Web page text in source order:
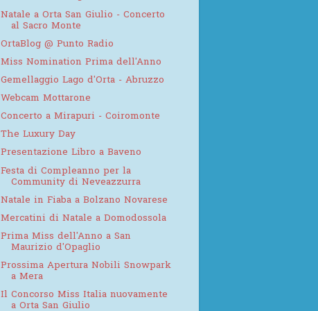
Natale a Orta San Giulio - Concerto
al Sacro Monte
OrtaBlog @ Punto Radio
Miss Nomination Prima dell'Anno
Gemellaggio Lago d'Orta - Abruzzo
Webcam Mottarone
Concerto a Mirapuri - Coiromonte
The Luxury Day
Presentazione Libro a Baveno
Festa di Compleanno per la
Community di Neveazzurra
Natale in Fiaba a Bolzano Novarese
Mercatini di Natale a Domodossola
Prima Miss dell'Anno a San
Maurizio d'Opaglio
Prossima Apertura Nobili Snowpark
a Mera
Il Concorso Miss Italia nuovamente
a Orta San Giulio